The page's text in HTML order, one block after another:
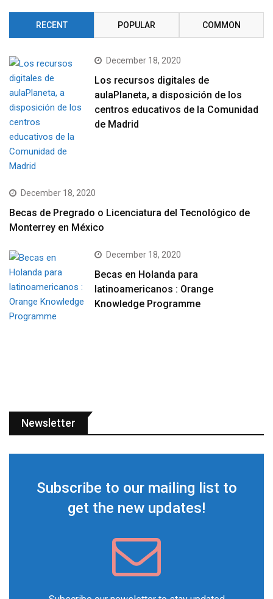
RECENT POPULAR COMMON
December 18, 2020
Los recursos digitales de
aulaPlaneta, a disposición de los
centros educativos de la Comunidad
de Madrid
December 18, 2020
Becas de Pregrado o Licenciatura del Tecnológico de
Monterrey en México
December 18, 2020
Becas en Holanda para
latinoamericanos : Orange
Knowledge Programme
Newsletter
Subscribe to our mailing list to
get the new updates!